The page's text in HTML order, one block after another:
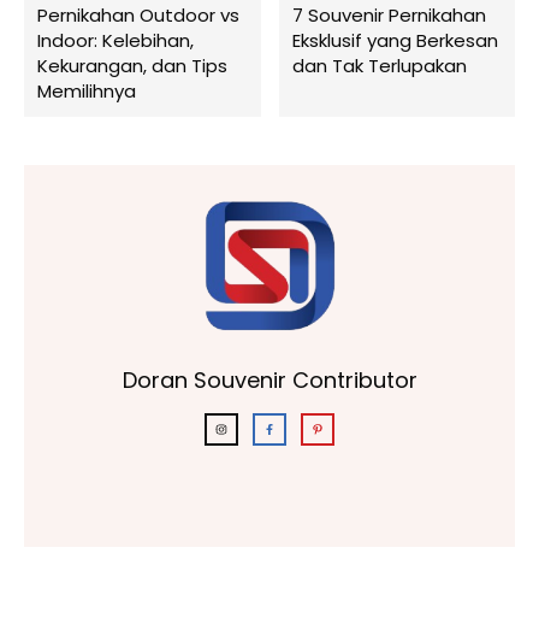
Pernikahan Outdoor vs
Indoor: Kelebihan,
Kekurangan, dan Tips
Memilihnya
7 Souvenir Pernikahan
Eksklusif yang Berkesan
dan Tak Terlupakan
Doran Souvenir Contributor